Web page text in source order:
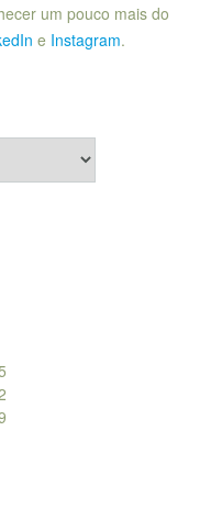
um pouco mais do
e Instagram.